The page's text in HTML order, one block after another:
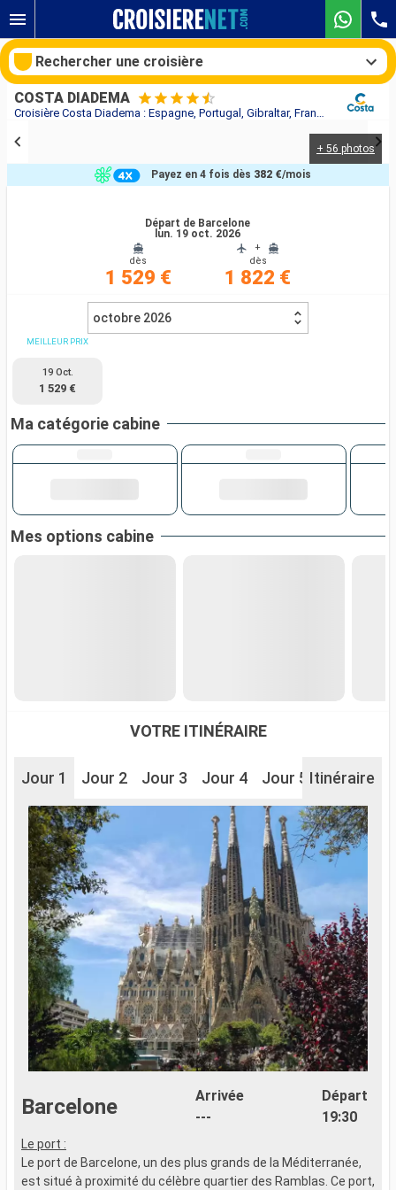
Croisière Costa Diadema : Espagne, Portugal, Gibraltar, France, Italie au départ de Barcelone
COSTA DIADEMA
+ 56 photos
Départ de Barcelone
lun. 19 oct. 2026
dès
1 529 €
+
dès
1 822 €
Payez en 4 fois dès 382 €/mois
octobre 2026
MEILLEUR PRIX
19 Oct.
1 529 €
Ma catégorie cabine
Mes options cabine
VOTRE ITINÉRAIRE
Jour 1 Jour 2 Jour 3 Jour 4 Jour 5 Jour 6
Itinéraire
Barcelone
Arrivée
---
Départ
19:30
Le port :
Le port de Barcelone, un des plus grands de la Méditerranée,
est situé à proximité du célèbre quartier des Ramblas. Ce port,
Rechercher une croisière
Compagnies
Rechercher